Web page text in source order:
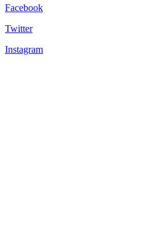
Facebook
Twitter
Instagram